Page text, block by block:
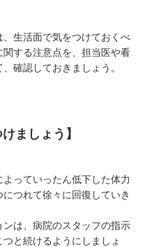
生活面で気をつけておくべ
する注意点を、担当医や看
確認しておきましょう。
ましょう】
っていったん低下した体力
つれて徐々に回復していき
は、病院のスタッフの指示
と続けるようにしましょ